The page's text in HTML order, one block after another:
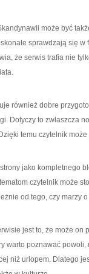
może być
sprawdzają się
że serwis trafia nie
również dobre
Dotyczy to zwłaszcza
temu czytelnik
jako kompletnego
czytelnik może
od tego, czy marzy
jest to, że może
warto poznawać
niż urlopem. Dlatego